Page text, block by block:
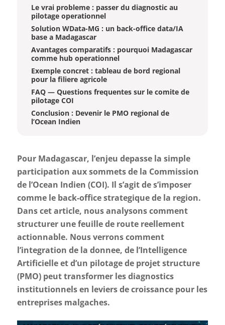
Le vrai probleme : passer du diagnostic au
pilotage operationnel
Solution WData-MG : un back-office data/IA
base a Madagascar
Avantages comparatifs : pourquoi Madagascar
comme hub operationnel
Exemple concret : tableau de bord regional
pour la filiere agricole
FAQ — Questions frequentes sur le comite de
pilotage COI
Conclusion : Devenir le PMO regional de
l’Ocean Indien
Pour Madagascar, l’enjeu depasse la simple
participation aux sommets de la Commission
de l’Ocean Indien (COI). Il s’agit de s’imposer
comme le back-office strategique de la region.
Dans cet article, nous analysons comment
structurer une feuille de route reellement
actionnable. Nous verrons comment
l’integration de la donnee, de l’Intelligence
Artificielle et d’un pilotage de projet structure
(PMO) peut transformer les diagnostics
institutionnels en leviers de croissance pour les
entreprises malgaches.